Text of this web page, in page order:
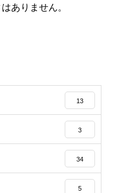
ありません。
13
3
34
5